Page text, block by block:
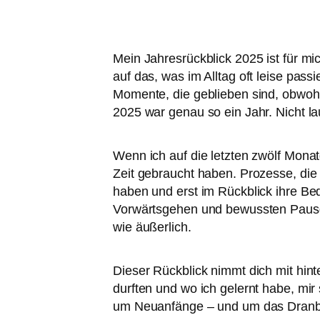
Mein Jahresrückblick 2025 ist für
auf das, was im Alltag oft leise
Momente, die geblieben sind,
2025 war genau so ein Jahr. Nicht
Wenn ich auf die letzten zwölf
Zeit gebraucht haben. Prozesse,
haben und erst im Rückblick ihre
Vorwärtsgehen und bewussten
wie äußerlich.
Dieser Rückblick nimmt dich mit
durften und wo ich gelernt habe,
um Neuanfänge – und um das